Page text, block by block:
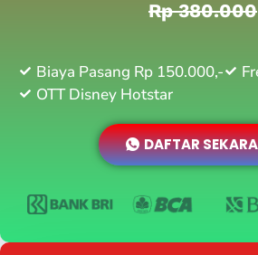
Rp 380.000
Biaya Pasang Rp 150.000,-
OTT Disney Hotstar
DAFTAR